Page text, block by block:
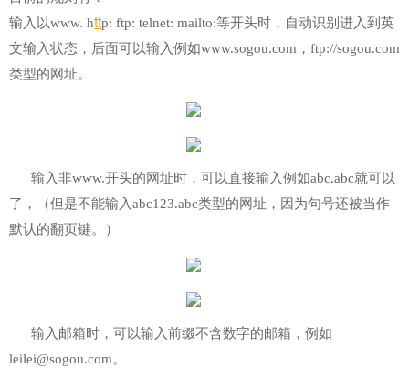
输入以www. http: ftp: telnet: mailto:等开头时，自动识别进入到英
文输入状态，后面可以输入例如www.sogou.com，ftp://sogou.com
类型的网址。
输入非www.开头的网址时，可以直接输入例如abc.abc就可以
了，（但是不能输入abc123.abc类型的网址，因为句号还被当作
默认的翻页键。）
输入邮箱时，可以输入前缀不含数字的邮箱，例如
leilei@sogou.com。